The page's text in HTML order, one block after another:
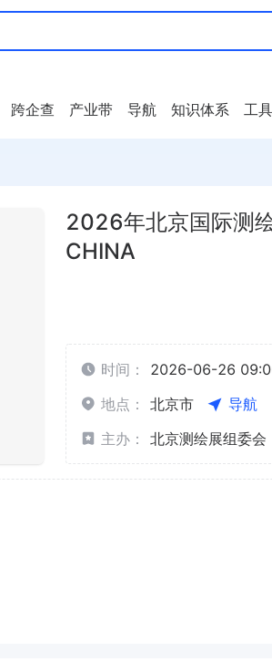
跨企查 产业带 导航 知识体系 工
2026年北京国际测
CHINA
时间：
2026-06-26
地点：
北京市
导航
主办：
北京测绘展组委会